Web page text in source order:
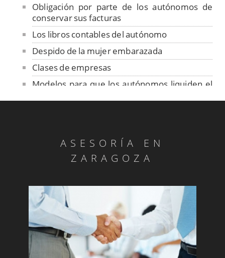
Obligación por parte de los autónomos de
conservar sus facturas
Los libros contables del autónomo
Despido de la mujer embarazada
Clases de empresas
Modelos para que los autónomos liquiden el
¿Qué es una obligación solidaria?
Definición de ofertas y demandas de trabajo:
Falta de publicidad de la Universalidad -
Compraventa
ASESORÍA EN
ZARAGOZA